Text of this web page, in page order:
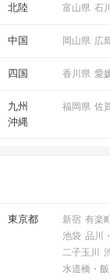
北陸 富山県 石
中国 岡山県 広
四国 香川県 愛
九州
沖縄
福岡県 佐
東京都 新宿 有楽
池袋 品川
二子玉川
水道橋・